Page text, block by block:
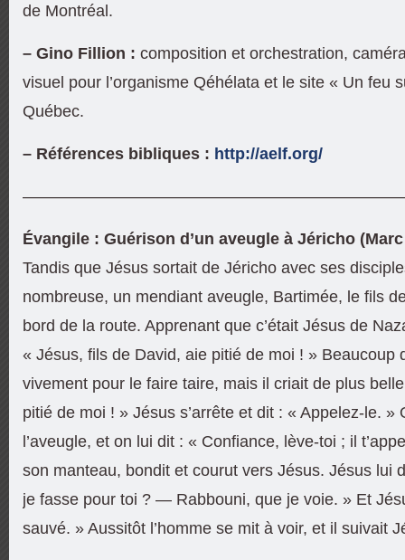
de Montréal.
– Gino Fillion : composition et orchestration,
visuel pour l’organisme Qéhélata et le site « Un feu
Québec.
– Références bibliques : http://aelf.org/
Évangile : Guérison d’un aveugle à Jéricho
Tandis que Jésus sortait de Jéricho avec ses
nombreuse, un mendiant aveugle, Bartimée, le fils
bord de la route. Apprenant que c’était Jésus de
« Jésus, fils de David, aie pitié de moi ! » Beaucoup
vivement pour le faire taire, mais il criait de plus
pitié de moi ! » Jésus s’arrête et dit : « Appelez-le. »
l’aveugle, et on lui dit : « Confiance, lève-toi ; il
son manteau, bondit et courut vers Jésus. Jésus lui
je fasse pour toi ? — Rabbouni, que je voie. » Et
sauvé. » Aussitôt l’homme se mit à voir, et il suivait